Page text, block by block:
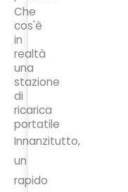
Che
cos'è
in
realtà
una
stazione
di
ricarica
portatile
Innanzitutto,
un
rapido